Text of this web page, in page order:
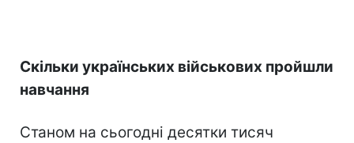
Скільки українських військових пройшли
навчання
Станом на сьогодні десятки тисяч